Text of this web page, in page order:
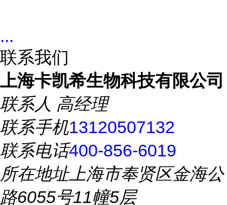
...
联系我们
上海卡凯希生物科技有限公司
联系人 高经理
联系手机13120507132
联系电话400-856-6019
所在地址上海市奉贤区金海公
路6055号11幢5层